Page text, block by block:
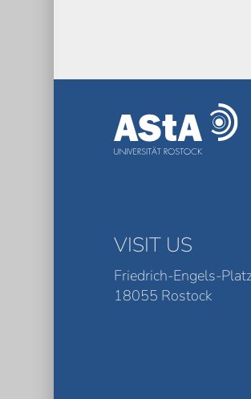
VISIT US
Friedrich-Engels-
18055 Rostock